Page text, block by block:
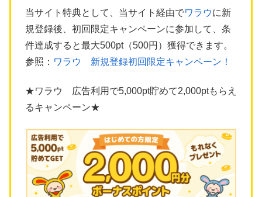
当サイト特典として、当サイト経由でワラウに新
規登録後、初回限定キャンペーンに参加して、条
件達成すると最大500pt（500円）獲得できます。
参照： ワラウ 新規登録初回限定キャンペーン！
★ワラウ 広告利用で5,000pt貯めて2,000ptもらえ
るキャンペーン★